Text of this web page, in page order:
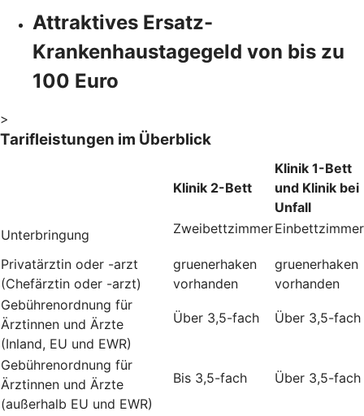
Attraktives Ersatz-
Krankenhaustagegeld von bis zu
100 Euro
>
Tarifleistungen im Überblick
Klinik 2-Bett
Klinik 1-Bett
und Klinik bei
Unfall
Unterbringung
ZweibettzimmerEinbettzimmer
Privatärztin oder -arzt
(Chefärztin oder -arzt)
gruenerhaken
vorhanden
gruenerhaken
vorhanden
Gebührenordnung für
Ärztinnen und Ärzte
(Inland, EU und EWR)
Über 3,5-fach Über 3,5-fach
Gebührenordnung für
Ärztinnen und Ärzte
(außerhalb EU und EWR)
Bis 3,5-fach Über 3,5-fach